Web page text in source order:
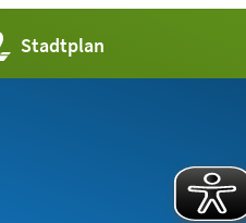
Stadtplan